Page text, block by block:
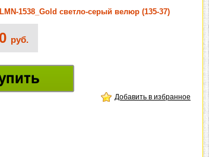
1538_Gold светло-серый велюр (135-37)
руб.
Добавить в избранное